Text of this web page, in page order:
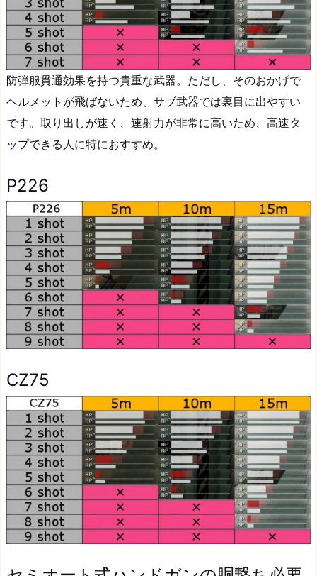
防弾服貫通効果を持つ貴重な武器。ただし、そのおかげで
ヘルメットが飛ばないため、サブ武器では裏目に出やすい
です。取り出しが速く、連射力が非常に高いため、高速タ
ップできる人に特におすすめ。
P226
CZ75